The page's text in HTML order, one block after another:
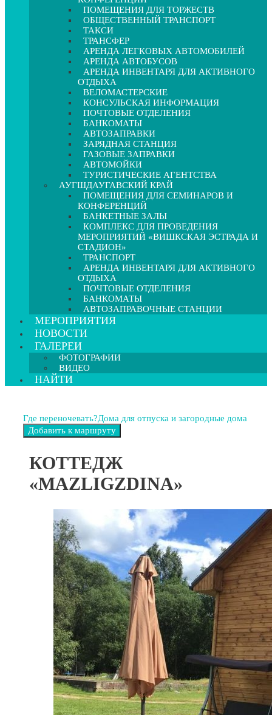
ПОМЕЩЕНИЯ ДЛЯ ТОРЖЕСТВ
ОБЩЕСТВЕННЫЙ ТРАНСПОРТ
ТАКСИ
ТРАНСФЕР
АРЕНДА ЛЕГКОВЫХ АВТОМОБИЛЕЙ
АРЕНДА АВТОБУСОВ
АРЕНДА ИНВЕНТАРЯ ДЛЯ АКТИВНОГО
ОТДЫХА
ВЕЛОМАСТЕРСКИЕ
КОНСУЛЬСКАЯ ИНФОРМАЦИЯ
ПОЧТОВЫЕ ОТДЕЛЕНИЯ
БАНКОМАТЫ
АВТОЗАПРАВКИ
ЗАРЯДНАЯ СТАНЦИЯ
ГАЗОВЫЕ ЗАПРАВКИ
АВТОМОЙКИ
ТУРИСТИЧЕСКИЕ АГЕНТСТВА
АУГШДАУГАВСКИЙ КРАЙ
ПОМЕЩЕНИЯ ДЛЯ СЕМИНАРОВ И
КОНФЕРЕНЦИЙ
БАНКЕТНЫЕ ЗАЛЫ
КОМПЛЕКС ДЛЯ ПРОВЕДЕНИЯ
МЕРОПРИЯТИЙ «ВИШКСКАЯ ЭСТРАДА И
СТАДИОН»
ТРАНСПОРТ
АРЕНДА ИНВЕНТАРЯ ДЛЯ АКТИВНОГО
ОТДЫХА
ПОЧТОВЫЕ ОТДЕЛЕНИЯ
БАНКОМАТЫ
АВТОЗАПРАВОЧНЫЕ СТАНЦИИ
МЕРОПРИЯТИЯ
НОВОСТИ
ГАЛЕРЕИ
ФОТОГРАФИИ
ВИДЕО
НАЙТИ
Где переночевать?Дома для отпуска и загородные дома
КОТТЕДЖ
«MAZLIGZDINA»